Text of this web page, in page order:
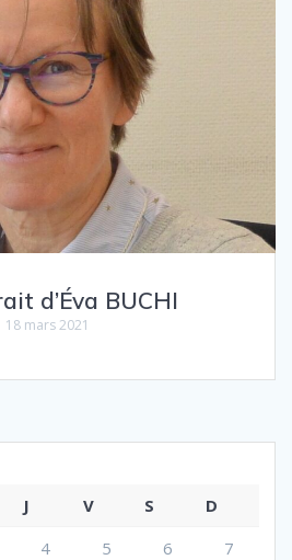
d’Éva BUCHI
18 mars 2021
J V S
D
4 5 6
7